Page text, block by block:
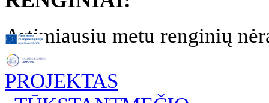
Artimiausiu metu renginių
PROJEKTAS